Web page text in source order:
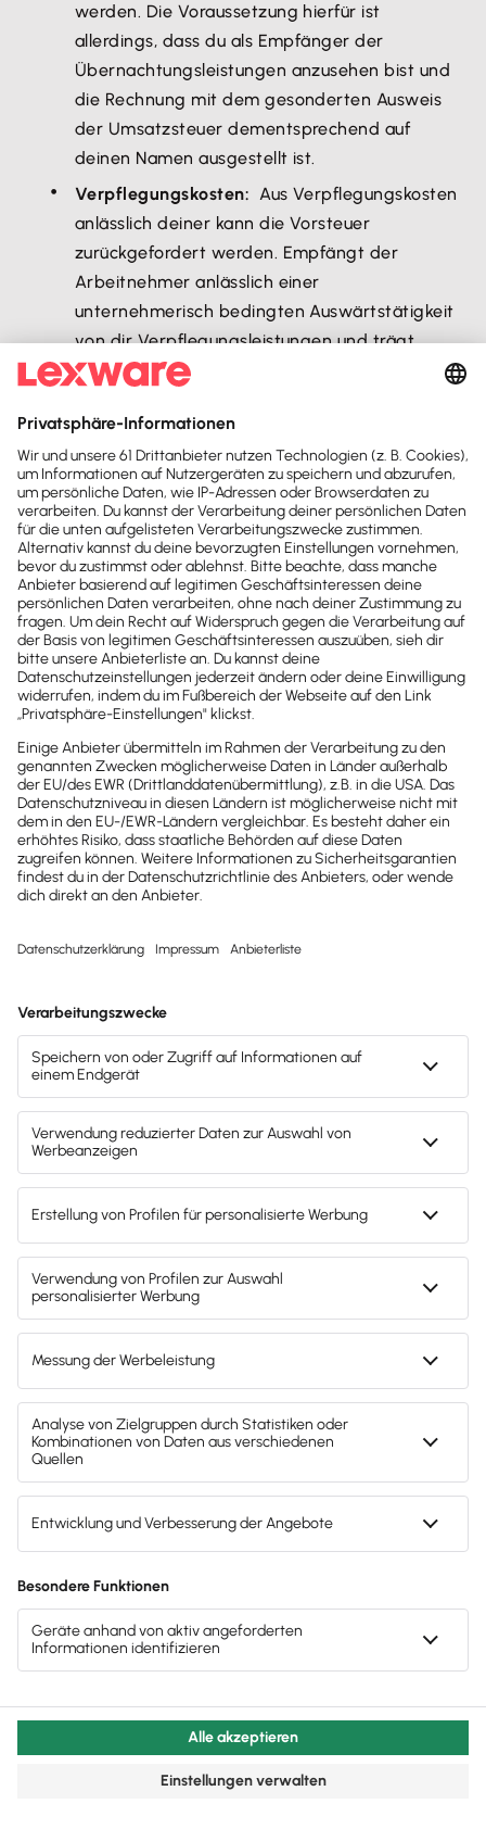
werden. Die Voraussetzung hierfür ist
allerdings, dass du als Empfänger der
Übernachtungsleistungen anzusehen bist und
die Rechnung mit dem gesonderten Ausweis
der Umsatzsteuer dementsprechend auf
deinen Namen ausgestellt ist.
Verpflegungskosten:Aus Verpflegungskosten
anlässlich deiner kann die Vorsteuer
zurückgefordert werden. Empfängt der
Arbeitnehmer anlässlich einer
unternehmerisch bedingten Auswärtstätigkeit
von dir Verpflegungsleistungen und trägt
diese in voller Höhe, kannst du den
In beiden Fällen gilt dies nur, wenn die
Aufwendungen durch Rechnungen mit
gesondertem Ausweis der Umsatzsteuer auf
deinen Namen oder durch
Kleinbetragsrechnungen i. S. v. § 33 UStDV
belegt sind.
Nicht abziehbare Vorsteuern nach § 15
Abs. 1b UStG
Nutzt du einGrundstück für Unternehmenszwecke
und zugleich für anderweitige Zwecke oder für
den privaten Bedarfdeines Personals, kann nach §
15 Abs. 1b UStG ein Vorsteuerabzug nicht erfolgen.
Diese Vorschrift beeinflusst jedoch nicht dein
Zuordnungswahlrecht nach § 15 Abs. 1 UStG. Wenn
sich dieVerwendung des teil-unternehmerisch
Verhältnissei. S. d. § 15a UStG vor (§ 15a Abs. 6a
Vorsteuerabzug besteht nach § 15a UStG nur dann,
solange das Grundstück dem
Unternehmensvermögenzugeordnet worden ist.
Aufzeichnungspflichten
Grundsätzlich bist du als Unternehmer zur Führung
dieEntgeltefür steuerpflichtige Lieferungen und
sonstige Leistungen, die an dich für dein
Unternehmen ausgeführt wurden, sowie diedarauf
fallende Steuer
aufzeichnen.
Außerdem musst du Folgendes aufzeichnen:
DieEntgelte und Vorsteuerbeträge
Vorauszahlungen– im Rahmen der Mindest-
Gegenständen und die Einfuhrumsatzsteuer
Die Bemessungsgrundlagen aus
innergemeinschaftlichen Erwerben und die
Erwerbssteuer
in den Fällen des § 13b Abs. 1 UStG beim
Leistungsempfänger dieAngaben, die